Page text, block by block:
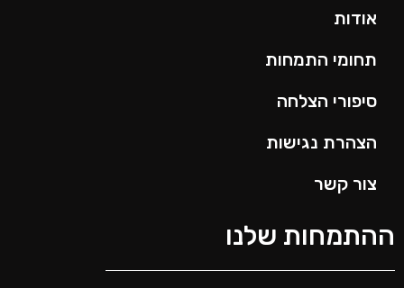
אודות
תחומי התמחות
סיפורי הצלחה
הצהרת נגישות
צור קשר
ההתמחות שלנו